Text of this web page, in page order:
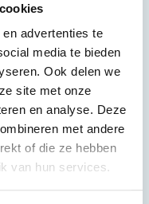
advertenties te
media te bieden
Ook delen we
site met onze
en analyse. Deze
met andere
of die ze hebben
van hun services.
kijk- en
die je
aangemerkt.
webinar? Ook
linkje om het